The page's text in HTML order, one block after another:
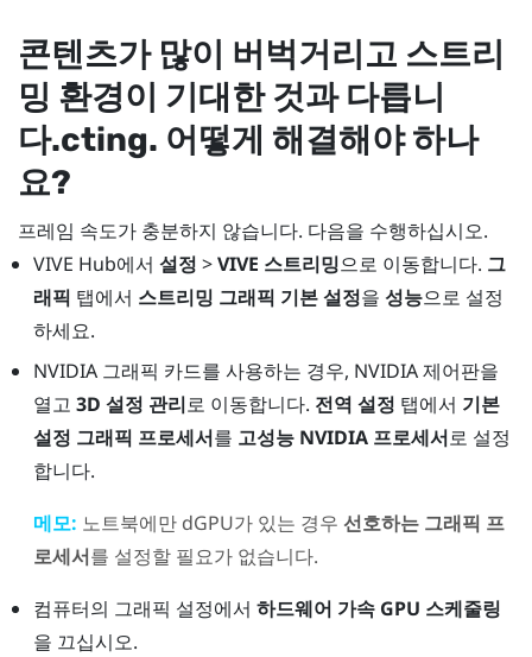
콘텐츠가 많이 버벅거리고 스트리
밍 환경이 기대한 것과 다릅니
다.cting. 어떻게 해결해야 하나
요?
프레임 속도가 충분하지 않습니다. 다음을 수행하십시오.
VIVE Hub에서 설정 >VIVE 스트리밍으로 이동합니다. 그
래픽 탭에서 스트리밍 그래픽 기본 설정을 성능으로 설정
하세요.
NVIDIA그래픽 카드를 사용하는 경우, NVIDIA제어판을
열고 3D 설정 관리로 이동합니다. 전역 설정 탭에서 기본
설정 그래픽 프로세서를 고성능 NVIDIA 프로세서로 설정
합니다.
메모: 노트북에만 dGPU가 있는 경우 선호하는 그래픽 프
로세서를 설정할 필요가 없습니다.
컴퓨터의 그래픽 설정에서 하드웨어 가속 GPU 스케줄링
을 끄십시오.